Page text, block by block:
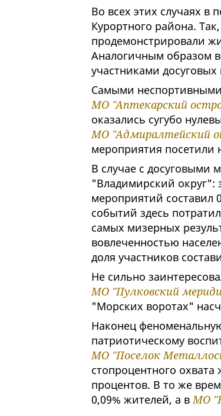
Во всех этих случаях в
Курортного района.
продемонстрировали
Аналогичным образом
участниками
Самыми неспортивными
МО "Аптекарский
оказались сугубо
МО "Адмиралтейский
мероприятия посетили
В случае с досуговыми
"Владимирский округ":
мероприятий составил
событий здесь
самых мизерных
вовлеченностью
доля участников
Не сильно
МО "Пулковский
"Морских воротах"
Наконец
патриотическому
МО "Поселок
стопроцентного
процентов. В то же
0,09% жителей, а вМО